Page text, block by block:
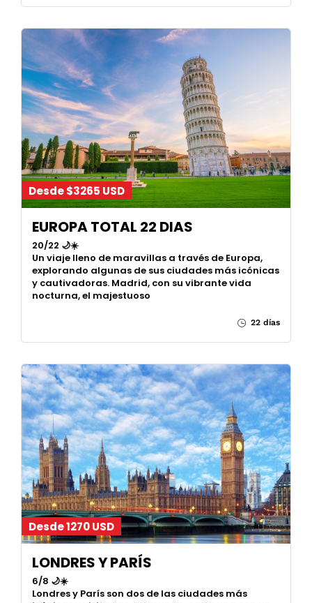
Desde $3265 USD
EUROPA TOTAL 22 DIAS
20/22 🌙☀️
Un viaje lleno de maravillas a través de Europa,
explorando algunas de sus ciudades más icónicas
y cautivadoras. Madrid, con su vibrante vida
nocturna, el majestuoso
22 días
Desde 1270 USD
LONDRES Y PARÍS
6/8 🌙☀️
Londres y París son dos de las ciudades más